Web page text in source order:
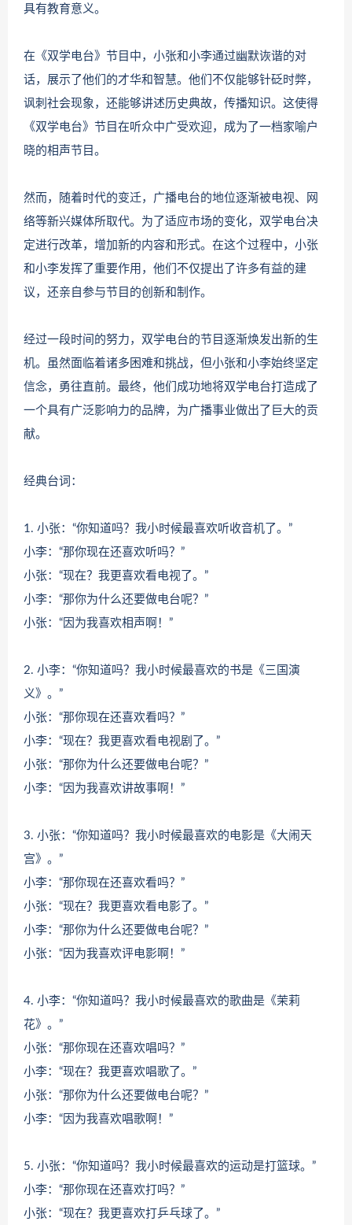
具有教育意义。
在《双学电台》节目中，小张和小李通过幽默诙谐的对
话，展示了他们的才华和智慧。他们不仅能够针砭时弊，
讽刺社会现象，还能够讲述历史典故，传播知识。这使得
《双学电台》节目在听众中广受欢迎，成为了一档家喻户
晓的相声节目。
然而，随着时代的变迁，广播电台的地位逐渐被电视、网
络等新兴媒体所取代。为了适应市场的变化，双学电台决
定进行改革，增加新的内容和形式。在这个过程中，小张
和小李发挥了重要作用，他们不仅提出了许多有益的建
议，还亲自参与节目的创新和制作。
经过一段时间的努力，双学电台的节目逐渐焕发出新的生
机。虽然面临着诸多困难和挑战，但小张和小李始终坚定
信念，勇往直前。最终，他们成功地将双学电台打造成了
一个具有广泛影响力的品牌，为广播事业做出了巨大的贡
献。
经典台词：
1. 小张：“你知道吗？我小时候最喜欢听收音机了。”
小李：“那你现在还喜欢听吗？”
小张：“现在？我更喜欢看电视了。”
小李：“那你为什么还要做电台呢？”
小张：“因为我喜欢相声啊！”
2. 小李：“你知道吗？我小时候最喜欢的书是《三国演
义》。”
小张：“那你现在还喜欢看吗？”
小李：“现在？我更喜欢看电视剧了。”
小张：“那你为什么还要做电台呢？”
小李：“因为我喜欢讲故事啊！”
3. 小张：“你知道吗？我小时候最喜欢的电影是《大闹天
宫》。”
小李：“那你现在还喜欢看吗？”
小张：“现在？我更喜欢看电影了。”
小李：“那你为什么还要做电台呢？”
小张：“因为我喜欢评电影啊！”
4. 小李：“你知道吗？我小时候最喜欢的歌曲是《茉莉
花》。”
小张：“那你现在还喜欢唱吗？”
小李：“现在？我更喜欢唱歌了。”
小张：“那你为什么还要做电台呢？”
小李：“因为我喜欢唱歌啊！”
5. 小张：“你知道吗？我小时候最喜欢的运动是打篮球。”
小李：“那你现在还喜欢打吗？”
小张：“现在？我更喜欢打乒乓球了。”